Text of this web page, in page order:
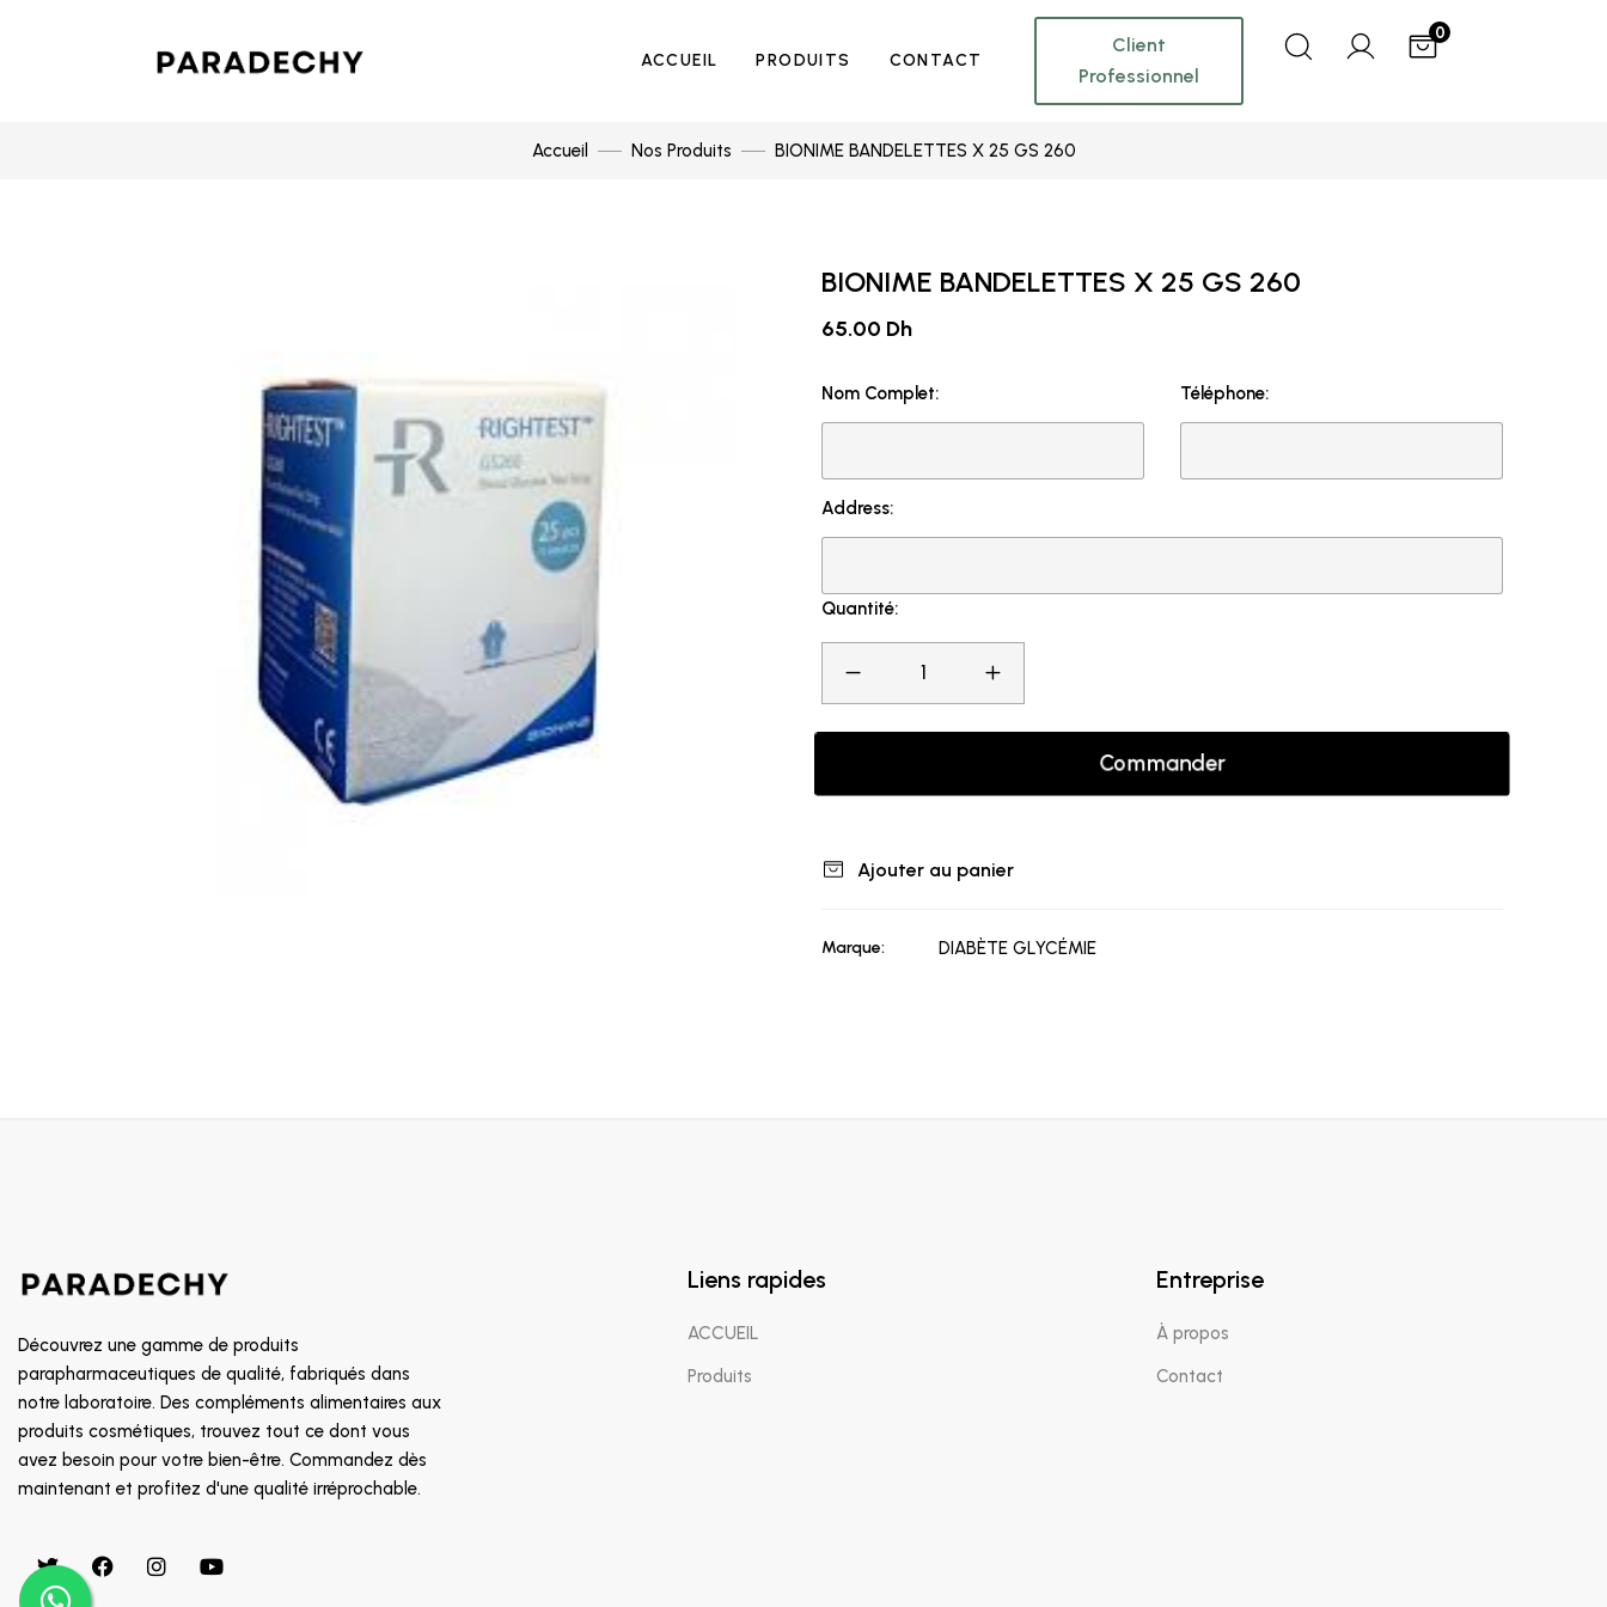
ACCUEIL PRODUITS CONTACT
Client
Professionnel
0
Accueil Nos Produits BIONIME BANDELETTES X 25 GS 260
BIONIME BANDELETTES X 25 GS 260
65.00 Dh
Nom Complet: Téléphone:
Address:
Quantité:
Commander
Ajouter au panier
Marque: DIABÈTE GLYCÉMIE
Découvrez une gamme de produits
parapharmaceutiques de qualité, fabriqués dans
notre laboratoire. Des compléments alimentaires aux
produits cosmétiques, trouvez tout ce dont vous
avez besoin pour votre bien-être. Commandez dès
maintenant et profitez d'une qualité irréprochable.
Liens rapides
ACCUEIL
Produits
Entreprise
À propos
Contact